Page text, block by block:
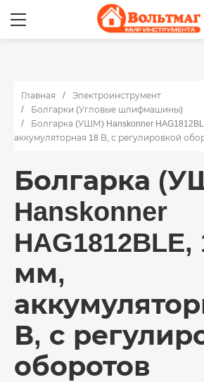
Главная
Электроинструмент
Болгарки (Угловые шлифмашины)
Болгарка (УШМ) Hanskonner
аккумуляторная 18 В, с регулировкой
Болгарка
Hanskonner
HAG1812BLE,
мм,
В, с
оборотов